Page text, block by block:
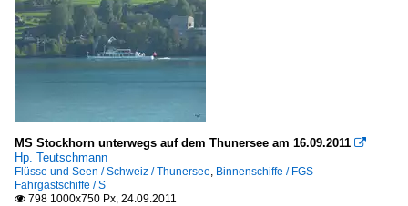
MS Stockhorn unterwegs auf dem Thunersee am 16.09.2011 
Hp. Teutschmann
Flüsse und Seen / Schweiz / Thunersee, Binnenschiffe / FGS -
Fahrgastschiffe / S
 798 1000x750 Px, 24.09.2011